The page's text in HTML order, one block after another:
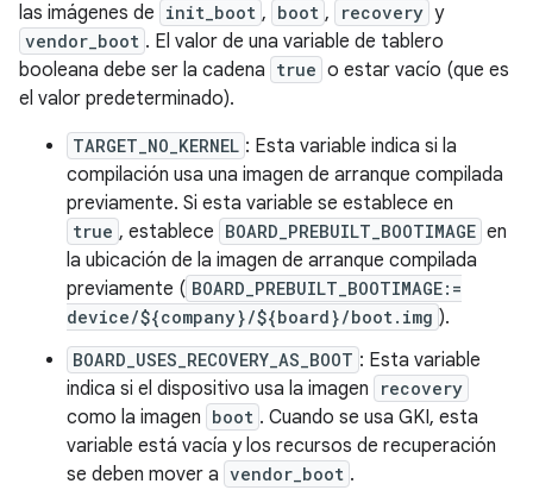
las imágenes de init_boot , boot , recovery y
vendor_boot . El valor de una variable de tablero
booleana debe ser la cadena true o estar vacío (que es
el valor predeterminado).
TARGET_NO_KERNEL : Esta variable indica si la
compilación usa una imagen de arranque compilada
previamente. Si esta variable se establece en
true , establece BOARD_PREBUILT_BOOTIMAGE en
la ubicación de la imagen de arranque compilada
previamente ( BOARD_PREBUILT_BOOTIMAGE:=
device/${company}/${board}/boot.img ).
BOARD_USES_RECOVERY_AS_BOOT : Esta variable
indica si el dispositivo usa la imagen
recovery
como la imagen boot . Cuando se usa GKI, esta
variable está vacía y los recursos de recuperación
se deben mover a vendor_boot .